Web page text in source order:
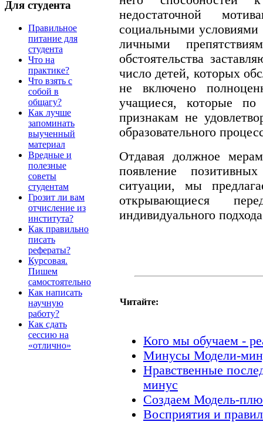
недостаточной
социальными условиями
личными
обстоятельства
число детей, которых
не включено
учащиеся, которые
признакам не
образовательного
Отдавая должное
появление
ситуации, мы
открывающиеся
индивидуального
Читайте:
Кого мы обучаем -
Минусы Модели-
Нравственные
минус
Создаем Модель-
Восприятия и
Для студента
Правильное
питание для
студента
Что на
практике?
Что взять с
собой в
общагу?
Как лучше
запоминать
выученный
материал
Вредные и
полезные
советы
студентам
Грозит ли вам
отчисление из
института?
Как правильно
писать
рефераты?
Курсовая.
Пишем
самостоятельно
Как написать
научную
работу?
Как сдать
сессию на
«отлично»